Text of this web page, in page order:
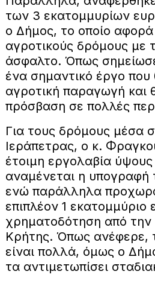
των 3 εκατομμυρίων
ο Δήμος, το οποίο
αγροτικούς δρόμους με
άσφαλτο. Όπως
ένα σημαντικό έργο που
αγροτική παραγωγή και
πρόσβαση σε πολλές
Για τους δρόμους μέσα
Ιεράπετρας, ο κ.
έτοιμη εργολαβία
αναμένεται η υπογραφή
ενώ παράλληλα
επιπλέον 1 εκατομμύριο
χρηματοδότηση από την
Κρήτης. Όπως ανέφερε,
είναι πολλά, όμως ο
τα αντιμετωπίσει